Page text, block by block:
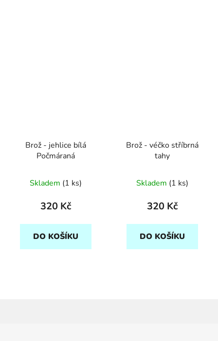
Brož - jehlice bílá
Počmáraná
Skladem (1 ks)
320 Kč
DO KOŠÍKU
Brož - véčko stříbrná
tahy
Skladem (1 ks)
320 Kč
DO KOŠÍKU